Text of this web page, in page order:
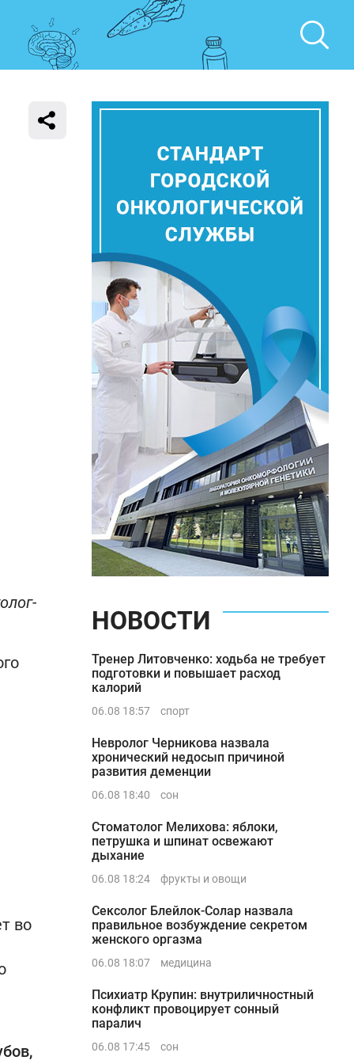
во
НОВОСТИ
Тренер Литовченко: ходьба не требует
подготовки и повышает расход
калорий
06.08 18:57 спорт
Невролог Черникова назвала
хронический недосып причиной
развития деменции
06.08 18:40 сон
Стоматолог Мелихова: яблоки,
петрушка и шпинат освежают
дыхание
06.08 18:24 фрукты и овощи
Сексолог Блейлок-Солар назвала
правильное возбуждение секретом
женского оргазма
06.08 18:07 медицина
Психиатр Крупин: внутриличностный
конфликт провоцирует сонный
паралич
06.08 17:45 сон